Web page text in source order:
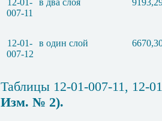
12-01-
007-11
в два слоя
12-01-
007-12
в один слой
Таблицы 12-01-007-11, 12-
Изм. № 2).